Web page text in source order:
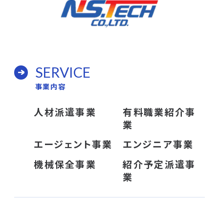
SERVICE
事業内容
人材派遣事業
有料職業紹介事
業
エージェント事業
エンジニア事業
機械保全事業
紹介予定派遣事
業